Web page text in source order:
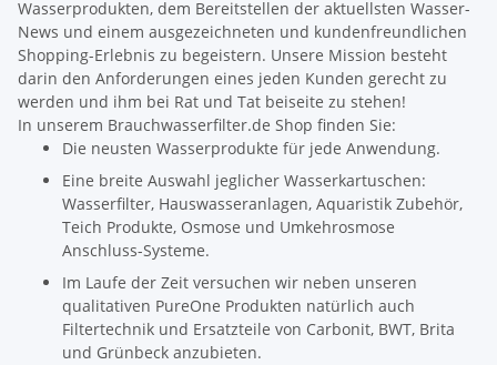
Wasserprodukten, dem Bereitstellen der aktuellsten Wasser-
News und einem ausgezeichneten und kundenfreundlichen
Shopping-Erlebnis zu begeistern. Unsere Mission besteht
darin den Anforderungen eines jeden Kunden gerecht zu
werden und ihm bei Rat und Tat beiseite zu stehen!
In unserem Brauchwasserfilter.de Shop finden Sie:
Die neusten Wasserprodukte für jede Anwendung.
Eine breite Auswahl jeglicher Wasserkartuschen:
Wasserfilter, Hauswasseranlagen, Aquaristik Zubehör,
Teich Produkte, Osmose und Umkehrosmose
Anschluss-Systeme.
Im Laufe der Zeit versuchen wir neben unseren
qualitativen PureOne Produkten natürlich auch
Filtertechnik und Ersatzteile von Carbonit, BWT, Brita
und Grünbeck anzubieten.